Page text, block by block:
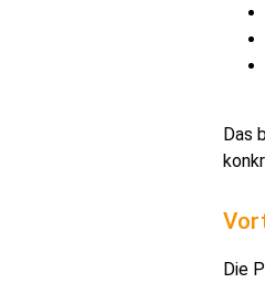
Das
Die